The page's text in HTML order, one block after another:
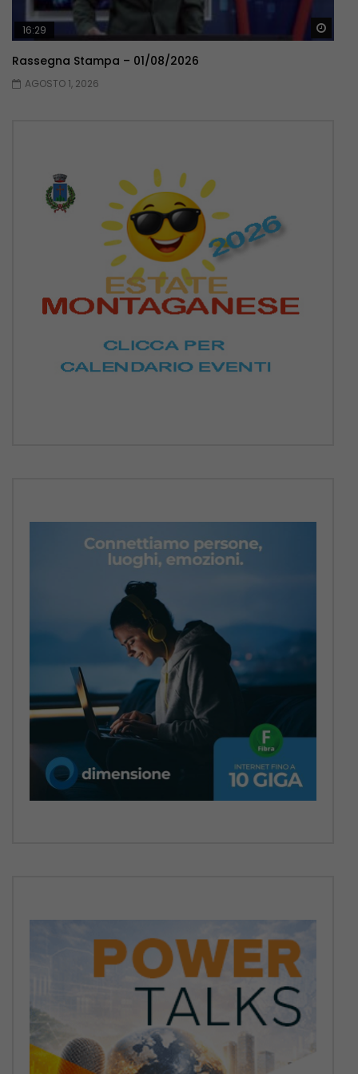
16:29
Rassegna Stampa – 01/08/2026
AGOSTO 1, 2026